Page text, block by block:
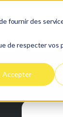
fournir des
de respecter vos
Accepter